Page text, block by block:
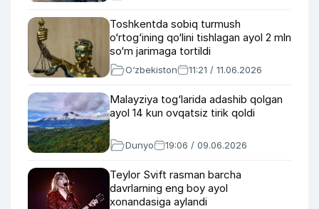
Toshkentda sobiq turmush
o‘rtog‘ining qo‘lini tishlagan ayol 2 mln
so‘m jarimaga tortildi
O‘zbekiston 11:21 / 11.06.2026
Malayziya tog‘larida adashib qolgan
ayol 14 kun ovqatsiz tirik qoldi
Dunyo 19:06 / 09.06.2026
Teylor Svift rasman barcha
davrlarning eng boy ayol
xonandasiga aylandi